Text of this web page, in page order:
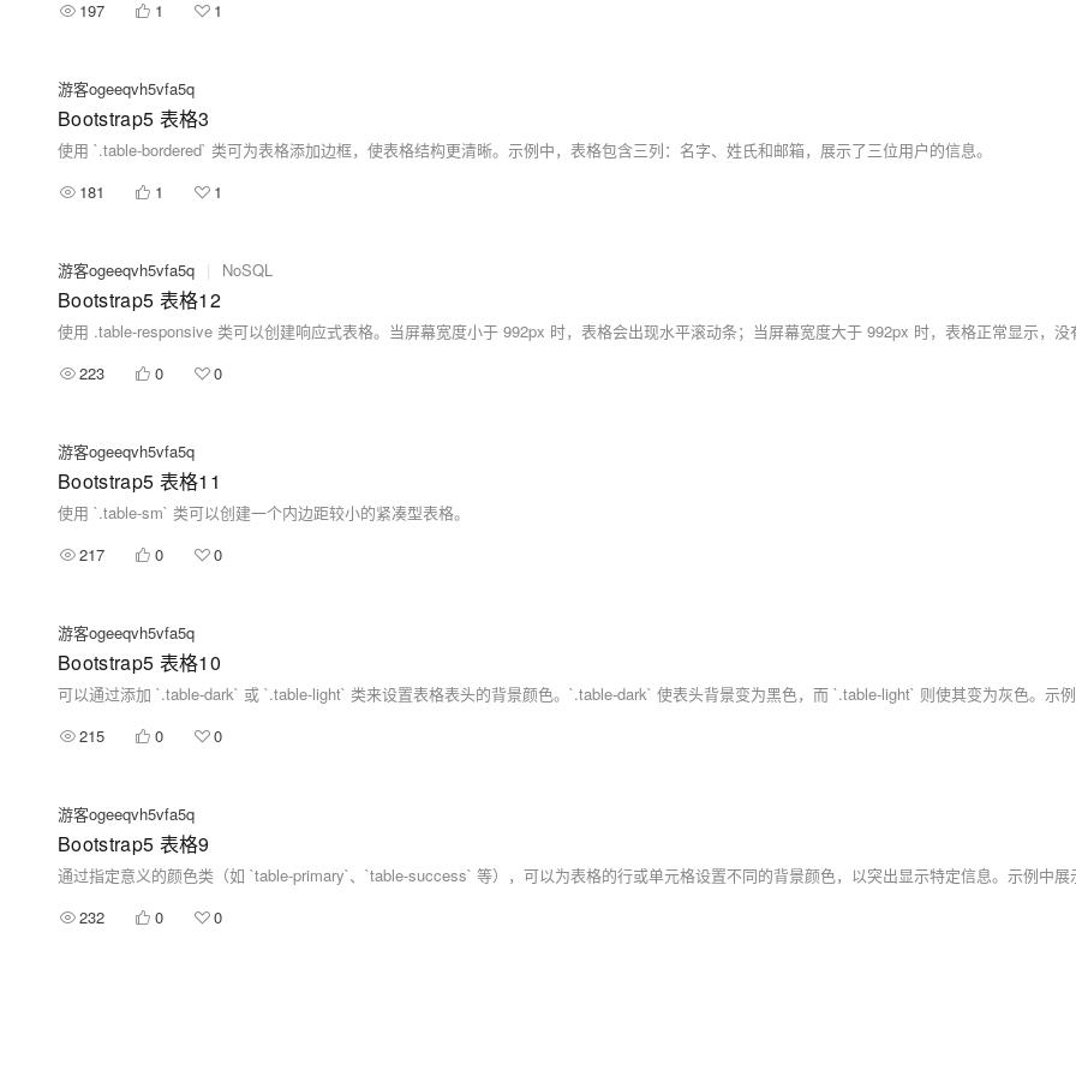
197 1 1
游客ogeeqvh5vfa5q
Bootstrap5 表格3
使用 `.table-bordered` 类可为表格添加边框，使表格结构更清晰。示例中，表格包含三列：名字、姓氏和邮箱，展示了三位用户的信息。
181
1 1
游客ogeeqvh5vfa5q | NoSQL
Bootstrap5 表格12
223
0 0
游客ogeeqvh5vfa5q
Bootstrap5 表格11
使用 `.table-sm` 类可以创建一个内边距较小的紧凑型表格。
217
0 0
游客ogeeqvh5vfa5q
Bootstrap5 表格10
215
0 0
游客ogeeqvh5vfa5q
Bootstrap5 表格9
232
0 0